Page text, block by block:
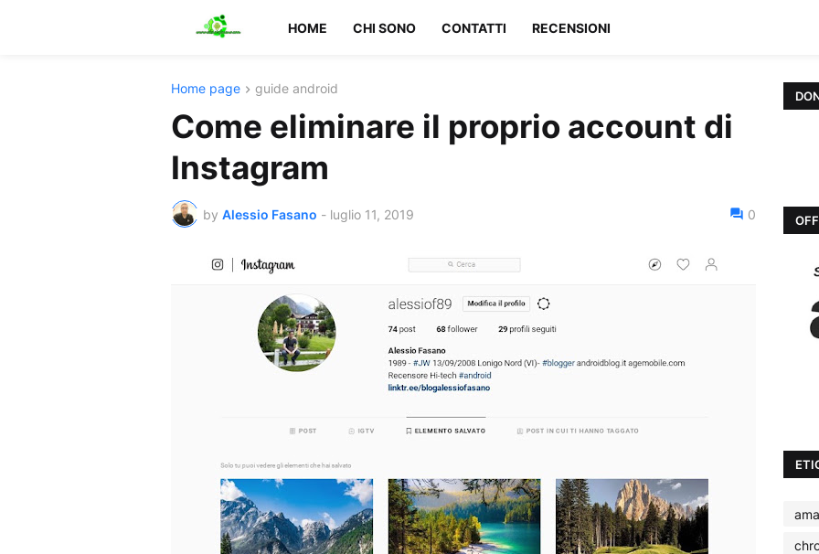
HOME CHI SONO CONTATTI RECENSIONI
Home page guide android
Come eliminare il proprio account di
Instagram
by Alessio Fasano - luglio 11, 2019 0